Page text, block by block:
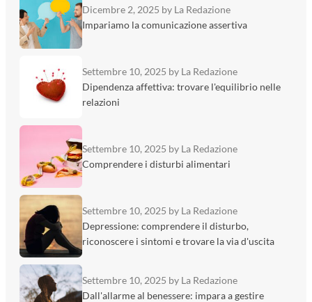
Dicembre 2, 2025 by La Redazione
Impariamo la comunicazione assertiva
Settembre 10, 2025 by La Redazione
Dipendenza affettiva: trovare l'equilibrio nelle
relazioni
Settembre 10, 2025 by La Redazione
Comprendere i disturbi alimentari
Settembre 10, 2025 by La Redazione
Depressione: comprendere il disturbo,
riconoscere i sintomi e trovare la via d'uscita
Settembre 10, 2025 by La Redazione
Dall'allarme al benessere: impara a gestire